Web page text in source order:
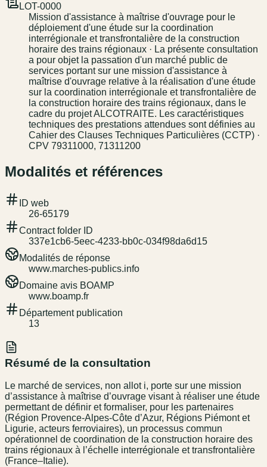
LOT-0000
Mission d'assistance à maîtrise d'ouvrage pour le
déploiement d'une étude sur la coordination
interrégionale et transfrontalière de la construction
horaire des trains régionaux · La présente consultation
a pour objet la passation d'un marché public de
services portant sur une mission d'assistance à
maîtrise d'ouvrage relative à la réalisation d'une étude
sur la coordination interrégionale et transfrontalière de
la construction horaire des trains régionaux, dans le
cadre du projet ALCOTRAITE. Les caractéristiques
techniques des prestations attendues sont définies au
Cahier des Clauses Techniques Particulières (CCTP) ·
CPV 79311000, 71311200
Modalités et références
ID web
26-65179
Contract folder ID
337e1cb6-5eec-4233-bb0c-034f98da6d15
Modalités de réponse
www.marches-publics.info
Domaine avis BOAMP
www.boamp.fr
Département publication
13
Résumé de la consultation
Le marché de services, non allot i, porte sur une mission
d’assistance à maîtrise d’ouvrage visant à réaliser une étude
permettant de définir et formaliser, pour les partenaires
(Région Provence-Alpes-Côte d’Azur, Régions Piémont et
Ligurie, acteurs ferroviaires), un processus commun
opérationnel de coordination de la construction horaire des
trains régionaux à l’échelle interrégionale et transfrontalière
(France–Italie).